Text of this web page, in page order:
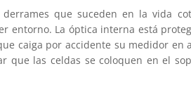
que suceden en la vida
entorno. La óptica interna está
caiga por accidente su medidor en
que las celdas se coloquen en el